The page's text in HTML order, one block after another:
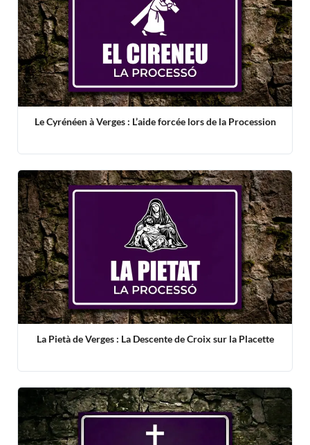
Le Cyrénéen à Verges : L’aide forcée lors de la Procession
La Pietà de Verges : La Descente de Croix sur la Placette